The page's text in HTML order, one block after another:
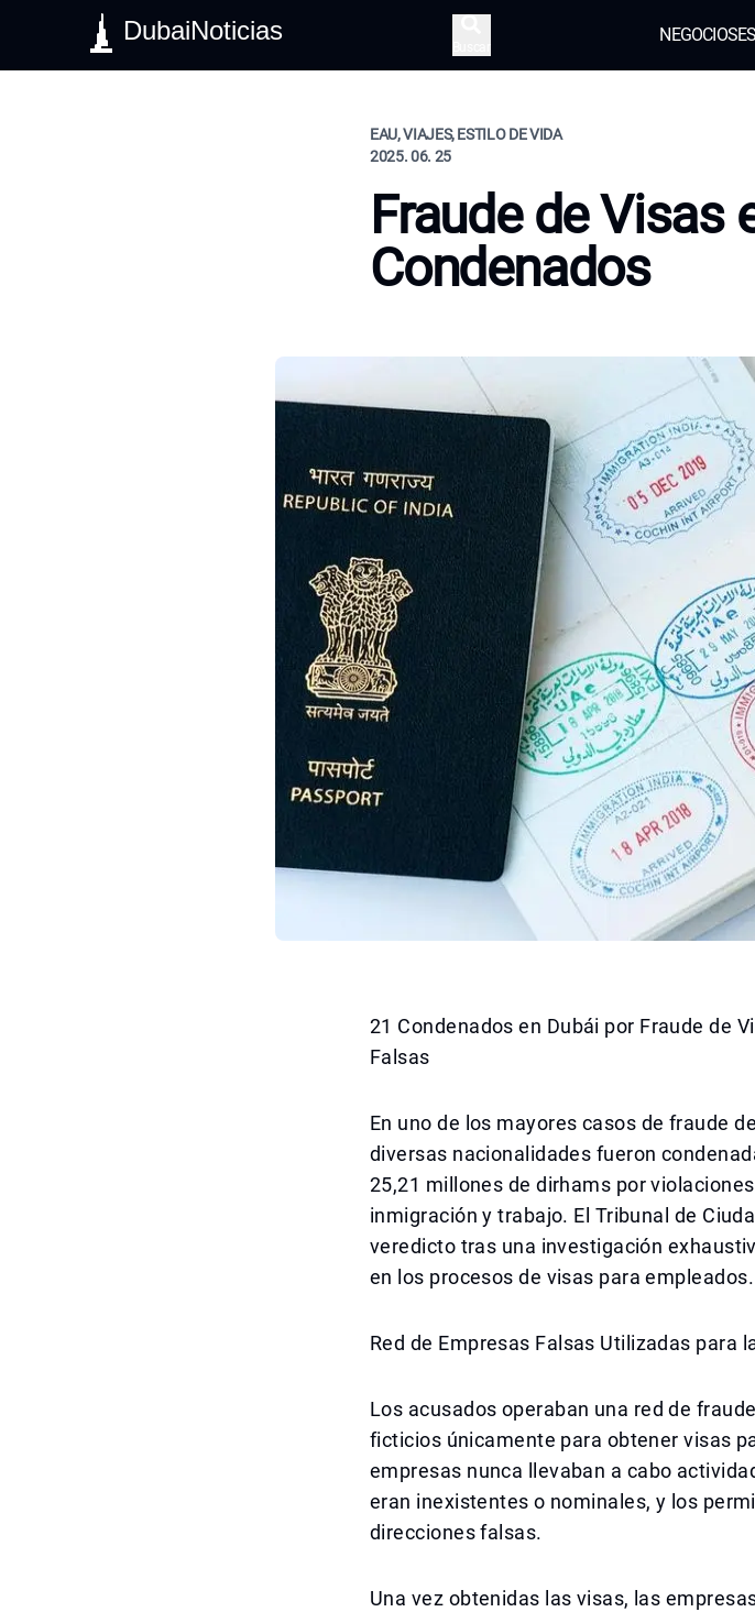
DubaiNoticias NEGOCIOS
EAU, VIAJES, ESTILO DE VIDA
2025. 06. 25
Fraude de Visas
Condenados
21 Condenados en Dubái por Fraude de
Falsas
En uno de los mayores casos de fraude
diversas nacionalidades fueron
25,21 millones de dirhams por
inmigración y trabajo. El Tribunal de
veredicto tras una investigación
en los procesos de visas para empleados.
Red de Empresas Falsas Utilizadas para
Los acusados operaban una red de
ficticios únicamente para obtener visas
empresas nunca llevaban a cabo
eran inexistentes o nominales, y los
direcciones falsas.
Una vez obtenidas las visas, las